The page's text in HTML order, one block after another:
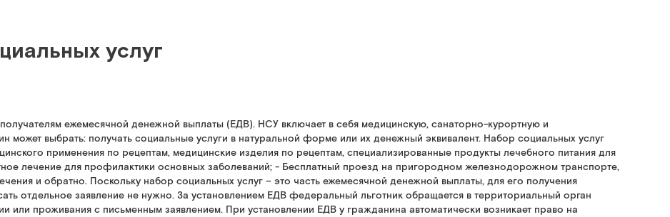
услуг
ежемесячной денежной выплаты (ЕДВ). НСУ включает в себя медицинскую, санаторно-курортную и
выбрать: получать социальные услуги в натуральной форме или их денежный эквивалент. Набор социальных услуг
применения по рецептам, медицинские изделия по рецептам, специализированные продукты лечебного питания для
лечение для профилактики основных заболеваний; - Бесплатный проезд на пригородном железнодорожном транспорте,
и обратно. Поскольку набор социальных услуг – это часть ежемесячной денежной выплаты, для его получения
отдельное заявление не нужно. За установлением ЕДВ федеральный льготник обращается в территориальный орган
или проживания с письменным заявлением. При установлении ЕДВ у гражданина автоматически возникает право на